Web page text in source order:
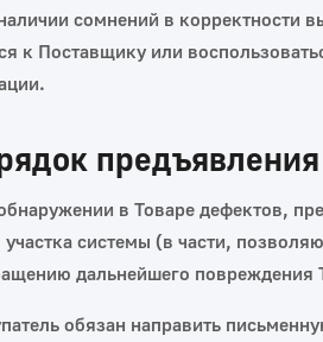
сомнений в корректности
к Поставщику или
в Товаре дефектов,
участка системы (в части,
дальнейшего
обязан направить